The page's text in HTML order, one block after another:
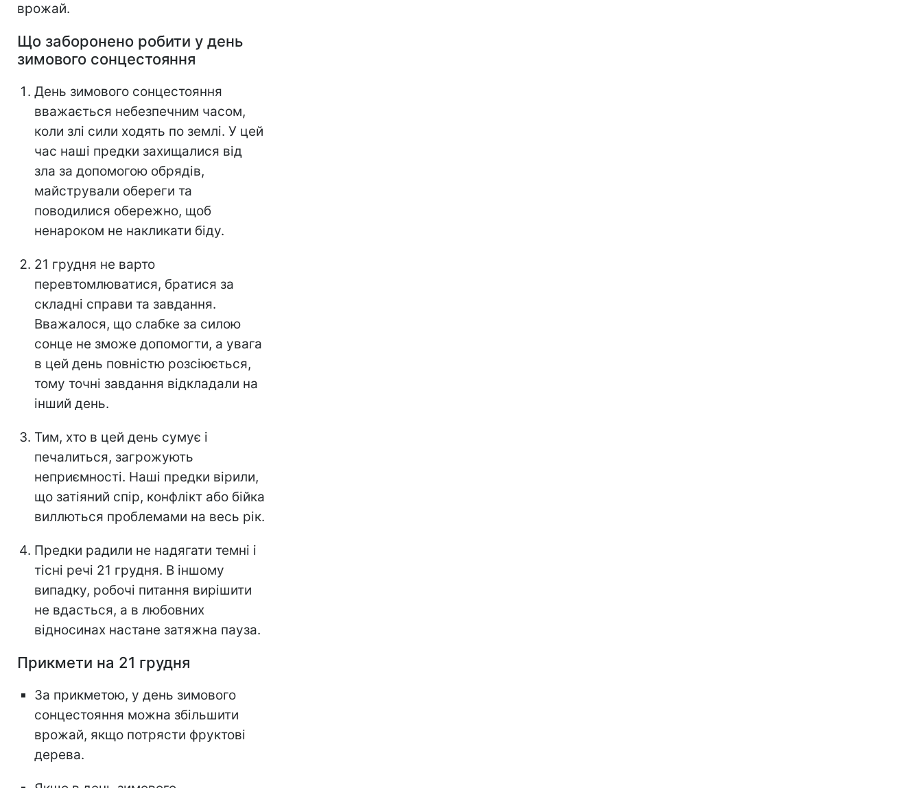
врожай.
Що заборонено робити у день
зимового сонцестояння
День зимового сонцестояння
вважається небезпечним часом,
коли злі сили ходять по землі. У цей
час наші предки захищалися від
зла за допомогою обрядів,
майстрували обереги та
поводилися обережно, щоб
ненароком не накликати біду.
21 грудня не варто
перевтомлюватися, братися за
складні справи та завдання.
Вважалося, що слабке за силою
сонце не зможе допомогти, а увага
в цей день повністю розсіюється,
тому точні завдання відкладали на
інший день.
Тим, хто в цей день сумує і
печалиться, загрожують
неприємності. Наші предки вірили,
що затіяний спір, конфлікт або бійка
виллються проблемами на весь рік.
Предки радили не надягати темні і
тісні речі 21 грудня. В іншому
випадку, робочі питання вирішити
не вдасться, а в любовних
відносинах настане затяжна пауза.
Прикмети на 21 грудня
За прикметою, у день зимового
сонцестояння можна збільшити
врожай, якщо потрясти фруктові
дерева.